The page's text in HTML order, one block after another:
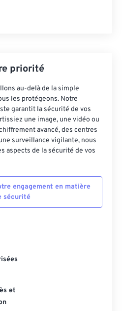
priorité
au-delà de la simple
les protégeons. Notre
garantit la sécurité de vos
une image, une vidéo ou
avancé, des centres
surveillance vigilante, nous
aspects de la sécurité de vos
engagement en matière
sécurité
et